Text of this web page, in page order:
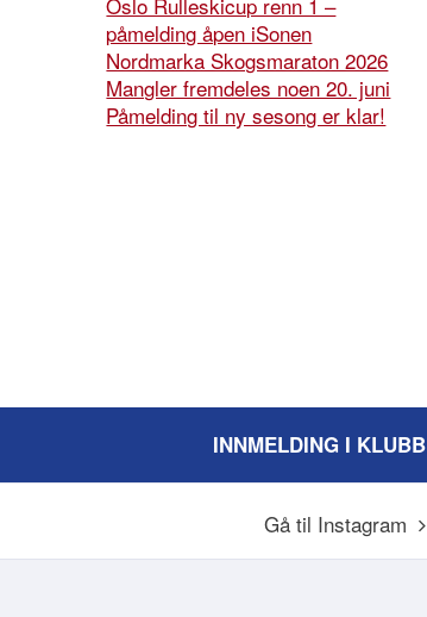
påmelding åpen iSonen
Nordmarka Skogsmaraton 2026
Mangler fremdeles noen 20. juni
Påmelding til ny sesong er klar!
INNMELDING I KLUBB
Gå til Instagram